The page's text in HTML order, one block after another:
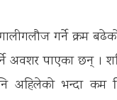
गालीगलौज गर्ने क्रम
अवशर पाएका छन् ।
अहिलेको भन्दा कम